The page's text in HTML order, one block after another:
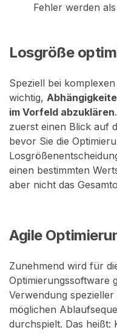
Fehler werden
Losgröße
Speziell bei
wichtig,
im Vorfeld abzuklären
zuerst einen Blick auf
bevor Sie die
einen bestimmten
aber nicht das
Agile
Zunehmend wird für
Optimierungssoftware
Verwendung
möglichen
durchspielt. Das heißt: